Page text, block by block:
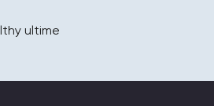
ultime